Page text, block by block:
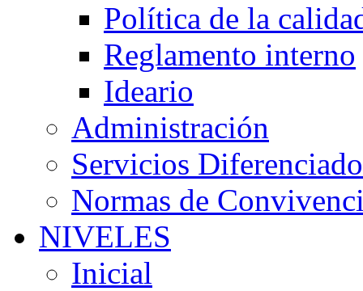
Política de la
Reglamento interno
Ideario
Administración
Servicios
Normas de
NIVELES
Inicial